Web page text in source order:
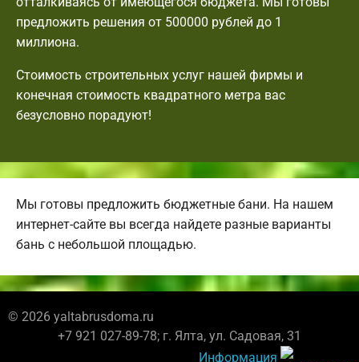
предложить решения от 500000 рублей до 1
миллиона.
Стоимость строительных услуг нашей фирмы и
конечная стоимость квадратного метра вас
безусловно порадуют!
Мы готовы предложить бюджетные бани. На нашем
интернет-сайте вы всегда найдете разные варианты
бань с небольшой площадью.
© 2026 yaltabrusdoma.ru
+7 921 027-89-78; г. Ялта, ул. Садовая, 31
Информация